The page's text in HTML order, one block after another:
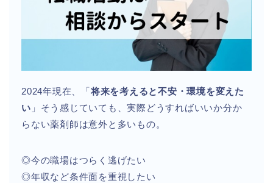
2024年現在、「将来を考えると不安・環境を変えた
い 」そう感じていても、実際どうすればいいか分か
らない薬剤師は意外と多いもの。
◎今の職場はつらく逃げたい
◎年収など条件面を重視したい